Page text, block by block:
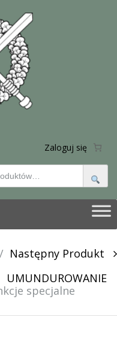
Zaloguj się
Następny Produkt
UMUNDUROWANIE
specjalne